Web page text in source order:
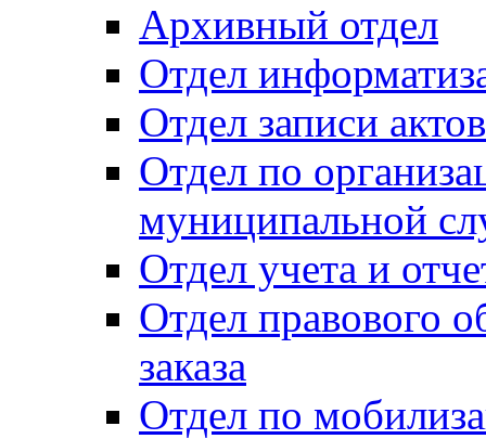
Архивный отдел
Отдел
Отдел записи
Отдел по
муниципальной
Отдел учета и
Отдел правового
заказа
Отдел по